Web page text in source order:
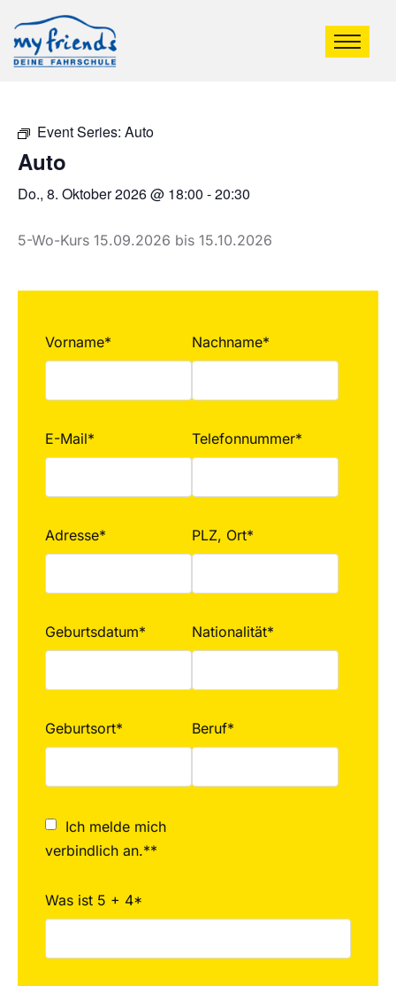
Event Series: Auto
Auto
Do., 8. Oktober 2026 @ 18:00 -20:30
5-Wo-Kurs 15.09.2026 bis 15.10.2026
Vorname* Nachname*
E-Mail* Telefonnummer*
Adresse* PLZ, Ort*
Geburtsdatum* Nationalität*
Geburtsort* Beruf*
Ich melde mich
verbindlich an.**
Was ist 5 + 4*